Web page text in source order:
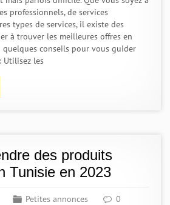
professionnels, de services
types de services, il existe des
à trouver les meilleures offres en
quelques conseils pour vous guider
Utilisez les
des produits
Tunisie en 2023
Petites annonces 0